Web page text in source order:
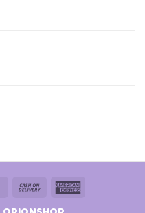
MasterCard
Cash